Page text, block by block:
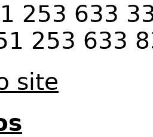
253 633
253 633
site